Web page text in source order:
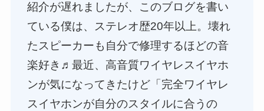
紹介が遅れましたが、このブログを書い
ている僕は、ステレオ歴20年以上。壊れ
たスピーカーも自分で修理するほどの音
楽好き♬最近、高音質ワイヤレスイヤホ
ンが気になってきたけど「完全ワイヤレ
スイヤホンが自分のスタイルに合うの